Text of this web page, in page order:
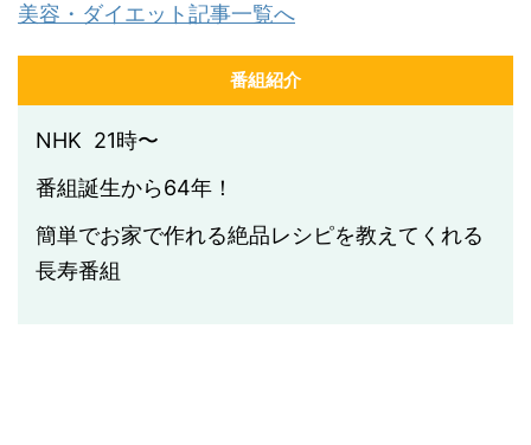
美容・ダイエット記事一覧へ
番組紹介
NHK 21時〜
番組誕生から64年！
簡単でお家で作れる絶品レシピを教えてくれる
長寿番組